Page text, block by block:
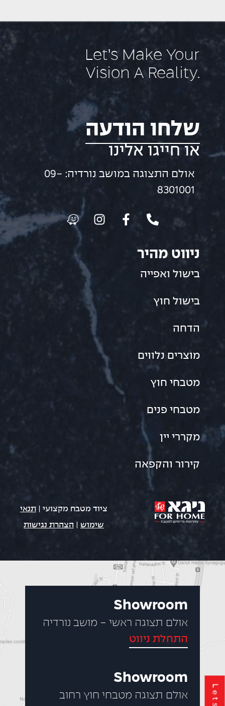
ניווט מהיר
בישול ואפייה
בישול חוץ
הדחה
מוצרים נלווים
מטבחי חוץ
מטבחי פנים
מקררי יין
קירור והקפאה
Let’s Make Your
Vision A Reality.
שלחו הודעה
או חייגו אלינו
אולם התצוגה במושב נורדיה: 09-
8301001
ציוד מטבח מקצועי | תנאי
שימוש הצהרת נגישות
Showroom
אולם תצוגה ראשי - מושב נורדיה
התחלת ניווט
Showroom
אולם תצוגה מטבחי חוץ רחוב